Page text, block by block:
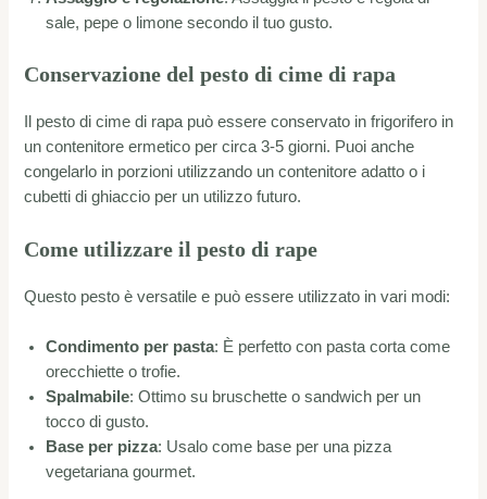
sale, pepe o limone secondo il tuo gusto.
Conservazione del pesto di cime di rapa
Il pesto di cime di rapa può essere conservato in frigorifero in
un contenitore ermetico per circa 3-5 giorni. Puoi anche
congelarlo in porzioni utilizzando un contenitore adatto o i
cubetti di ghiaccio per un utilizzo futuro.
Come utilizzare il pesto di rape
Questo pesto è versatile e può essere utilizzato in vari modi:
Condimento per pasta: È perfetto con pasta corta come
orecchiette o trofie.
Spalmabile: Ottimo su bruschette o sandwich per un
tocco di gusto.
Base per pizza: Usalo come base per una pizza
vegetariana gourmet.